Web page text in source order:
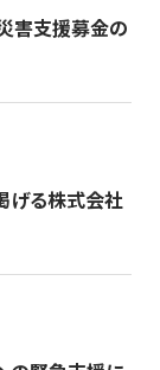
害支援募金の
げる株式会社